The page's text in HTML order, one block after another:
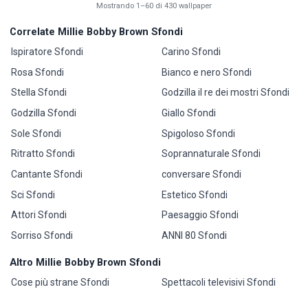
Mostrando 1–60 di 430 wallpaper
Correlate Millie Bobby Brown Sfondi
Ispiratore Sfondi
Rosa Sfondi
Stella Sfondi
Godzilla Sfondi
Sole Sfondi
Ritratto Sfondi
Cantante Sfondi
Sci Sfondi
Attori Sfondi
Sorriso Sfondi
Carino Sfondi
Bianco e nero Sfondi
Godzilla il re dei mostri Sfondi
Giallo Sfondi
Spigoloso Sfondi
Soprannaturale Sfondi
conversare Sfondi
Estetico Sfondi
Paesaggio Sfondi
ANNI 80 Sfondi
Altro Millie Bobby Brown Sfondi
Cose più strane Sfondi
Spettacoli televisivi Sfondi